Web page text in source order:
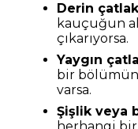
Derin
kauçuğun
çıkarıyorsa.
Yaygın
bir
varsa.
Şişlik veya